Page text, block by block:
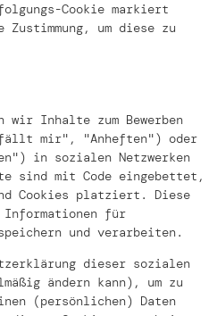
Cookie markiert
um diese zu
wir Inhalte zum Bewerben
mir", "Anheften") oder
in sozialen Netzwerken
sind mit Code eingebettet,
Cookies platziert. Diese
Informationen für
und verarbeiten.
dieser sozialen
ändern kann), um zu
(persönlichen) Daten